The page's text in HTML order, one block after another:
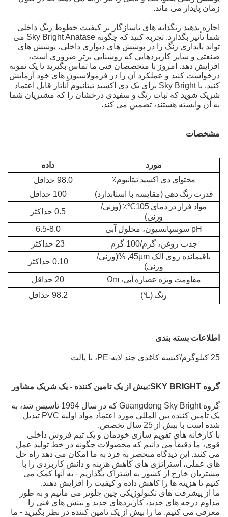
زمان پایدار می ماند.
اجازه ندهید رنگدانه های ناسازگار بر کیفیت خطوط رنگ داخلی
شما تأثیر بگذارد. تجربه کنید که چگونه Sky Bright Anatase می
تواند پایداری رنگ را در پوشش های دیواری داخلی، پوشش های
صنعتی و سایر کاربردهایی که روشنایی برتر ضروری است،
افزایش دهد. امروز با متخصصان فنی ما تماس بگیرید تا یک نمونه
درخواست کنید و عملکرد آن را در فرمولاسیون های خود آزمایش
کنید. با Sky Bright برای یک دی اکسید تیتانیوم آناتاز قابل اعتماد
شریک شوید که ثبات رنگ و سفیدی درخشان را که مشتریان شما
به آن وابسته هستند، تضمین می کند.
مشخصات
مورد
داده
محتوای دی اکسید تیتانیوم٪
98.0 حداقل
قدرت رنگ دهی (مقایسه با استاندارد)
100 حداقل
مواد فرار در دمای 105
℃٪ (وزنی/
وزنی)
0.5 حداکثر
pH سوسپانسیون، محلول آبی
6.5-8.0
جذب روغن، گرم/100 گرم
23 حداکثر
باقیمانده روی الک 4
5μm, %
(وزنی/
وزنی)
0.10 حداکثر
مقاومت ویژه عصاره آبی، Ωm
20 حداقل
رنگ (L*)
98.2 حداقل
اطلاعات بسته بندی
25 کیلوگرم/کیسه کاغذی چند لایه-PE، با پالت
گروه SKY BRIGHT: بیش از یک تامین کننده - یک شریک مشاور
گروه Guangdong Sky Bright که در سال 1994 تأسیس شد، به
یک تامین کننده بین المللی مورد اعتماد مواد اولیه PVC تبدیل
شده است با بیش از 25 سال تخصص.
با کارخانه های تقویم سازی خودمان و یک تیم فروش داخلی
قوی، ما دقیقاً می دانیم که محصولات چگونه در خط تولید عمل
می کنند. این دیدگاه منحصر به فرد به ما امکان می دهد راه حل
های عملی، استراتژی های کاهش هزینه و دانش کاربردی را با
مشتریان خارج از کشور به اشتراک بگذاریم - به آنها کمک می
کنیم تا هزینه ها را کاهش داده و کیفیت را افزایش دهند.
ما از پیشرفت های تکنولوژیکی چین جلوتر می مانیم و به طور
مداوم درجه های جدید، کاربردهای جدید و بینش های فنی را
معرفی می کنیم. ما را بیش از یک تامین کننده در نظر بگیرید - ما